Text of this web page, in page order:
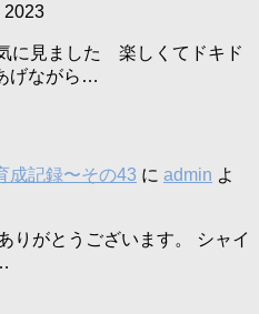
2023
に見ました 楽しくてドキド
げながら…
成記録〜その43 に admin よ
りがとうございます。 シャイ